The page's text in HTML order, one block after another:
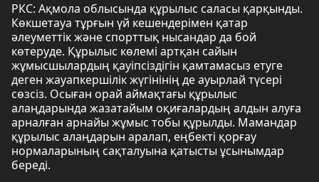
РКС: Ақмола облысында құрылыс саласы қарқынды.
Көкшетауа тұрғын үй кешендерімен қатар
әлеуметтік және спорттық нысандар да бой
көтеруде. Құрылыс көлемі артқан сайын
жұмысшылардың қауіпсіздігін қамтамасыз етуге
деген жауапкершілік жүгінінің де ауырлай түсері
сөзсіз. Осыған орай аймақтағы құрылыс
алаңдарында жазатайым оқиғалардың алдын алуға
арналған арнайы жұмыс тобы құрылды. Мамандар
құрылыс алаңдарын аралап, еңбекті қорғау
нормаларының сақталуына қатысты ұсынымдар
береді.